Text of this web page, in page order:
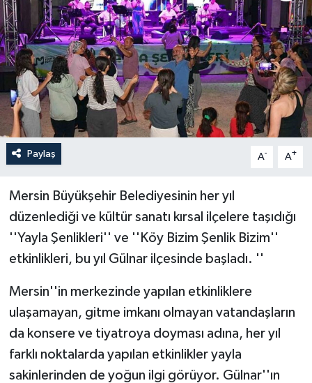
Paylaş A- A+
Mersin Büyükşehir Belediyesinin her yıl
düzenlediği ve kültür sanatı kırsal ilçelere taşıdığı
''Yayla Şenlikleri'' ve ''Köy Bizim Şenlik Bizim''
etkinlikleri, bu yıl Gülnar ilçesinde başladı. ''
Mersin''in merkezinde yapılan etkinliklere
ulaşamayan, gitme imkanı olmayan vatandaşların
da konsere ve tiyatroya doyması adına, her yıl
farklı noktalarda yapılan etkinlikler yayla
sakinlerinden de yoğun ilgi görüyor. Gülnar''ın